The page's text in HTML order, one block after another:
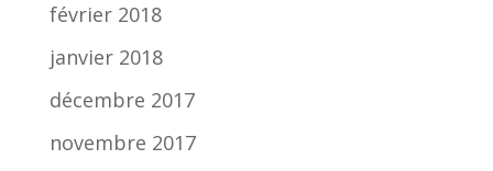
février 2018
janvier 2018
décembre 2017
novembre 2017